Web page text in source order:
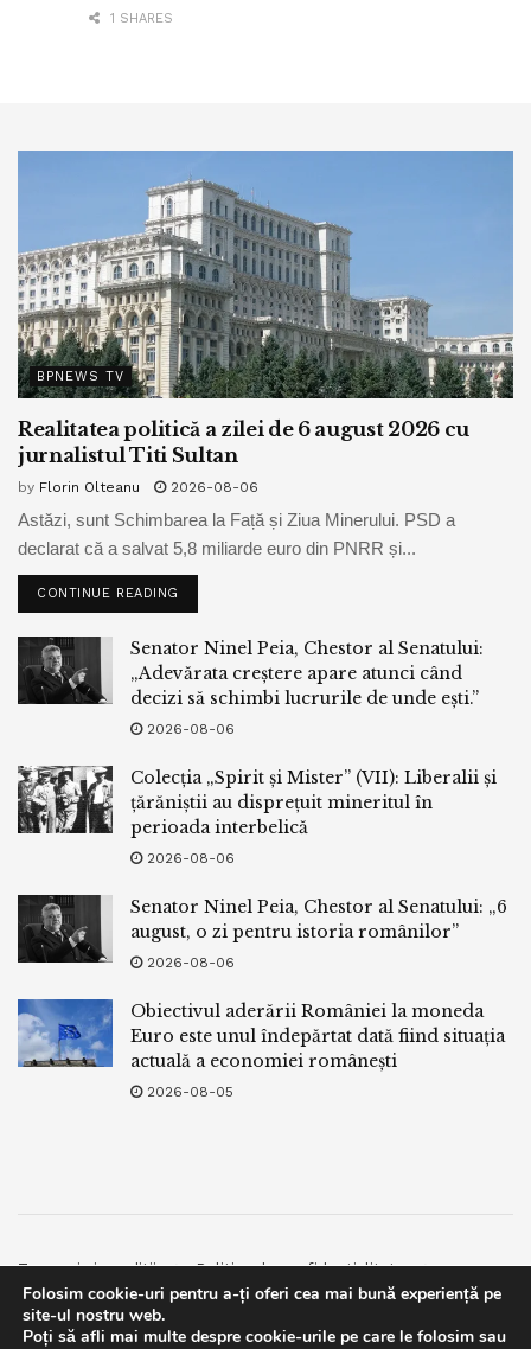
1 SHARES
BPNEWS TV
Realitatea politică a zilei de 6 august 2026 cu
jurnalistul Titi Sultan
by Florin Olteanu 2026-08-06
Astăzi, sunt Schimbarea la Față și Ziua Minerului. PSD a
declarat că a salvat 5,8 miliarde euro din PNRR și...
CONTINUE READING
Senator Ninel Peia, Chestor al Senatului:
„Adevărata creștere apare atunci când
decizi să schimbi lucrurile de unde ești.”
2026-08-06
Colecția „Spirit și Mister” (VII): Liberalii și
țărăniștii au disprețuit mineritul în
perioada interbelică
2026-08-06
Senator Ninel Peia, Chestor al Senatului: „6
august, o zi pentru istoria românilor”
2026-08-06
Obiectivul aderării României la moneda
Euro este unul îndepărtat dată fiind situația
actuală a economiei românești
2026-08-05
Termeni si conditii
Politica de confidentialitate
Facebook
Contact
© 2019bpnews- Business & Politics Newsbpnews.
Folosim cookie-uri pentru a-ți oferi cea mai bună experiență pe
site-ul nostru web.
Poți să afli mai multe despre cookie-urile pe care le folosim sau